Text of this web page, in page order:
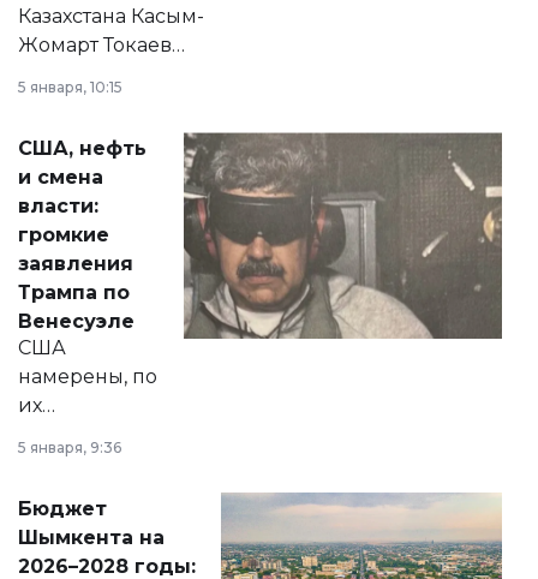
Казахстана Касым-
Жомарт Токаев
сразу несколько
актуальных тем —
от слухов о
политических
реформах до
вопросов армии,
экономики и
личного здоровья.
5 января, 10:15
США, нефть
и смена
власти:
громкие
заявления
Трампа по
Венесуэле
США
намерены, по
их
принести
народу
Венесуэлы.
5 января, 9:36
Бюджет
Шымкента на
2026–2028 годы: